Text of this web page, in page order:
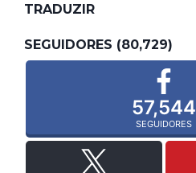
TRADUZIR
SEGUIDORES (80,729)
57,544
SEGUIDORES